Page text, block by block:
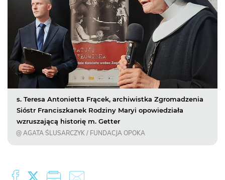
s. Teresa Antonietta Frącek, archiwistka Zgromadzenia
Sióstr Franciszkanek Rodziny Maryi opowiedziała
wzruszającą historię m. Getter
@ AGATA ŚLUSARCZYK / FUNDACJA OPOKA